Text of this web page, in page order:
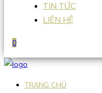
TIN TỨC
LIÊN HỆ
0
TRANG CHỦ